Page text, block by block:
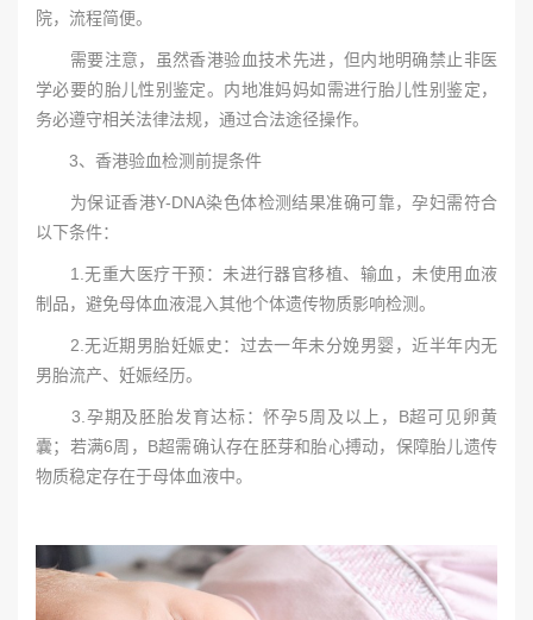
院，流程简便。
需要注意，虽然香港验血技术先进，但内地明确禁止非医
学必要的胎儿性别鉴定。内地准妈妈如需进行胎儿性别鉴定，
务必遵守相关法律法规，通过合法途径操作。
3、香港验血检测前提条件
为保证香港Y-DNA染色体检测结果准确可靠，孕妇需符合
以下条件：
1.无重大医疗干预：未进行器官移植、输血，未使用血液
制品，避免母体血液混入其他个体遗传物质影响检测。
2.无近期男胎妊娠史：过去一年未分娩男婴，近半年内无
男胎流产、妊娠经历。
3.孕期及胚胎发育达标：怀孕5周及以上，B超可见卵黄
囊；若满6周，B超需确认存在胚芽和胎心搏动，保障胎儿遗传
物质稳定存在于母体血液中。